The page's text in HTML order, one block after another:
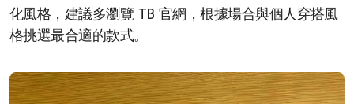
化風格，建議多瀏覽 TB 官網，根據場合與個人穿搭風
格挑選最合適的款式。